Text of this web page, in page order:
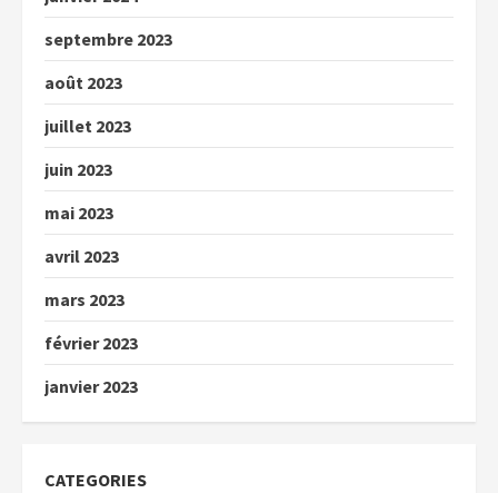
septembre 2023
août 2023
juillet 2023
juin 2023
mai 2023
avril 2023
mars 2023
février 2023
janvier 2023
CATEGORIES